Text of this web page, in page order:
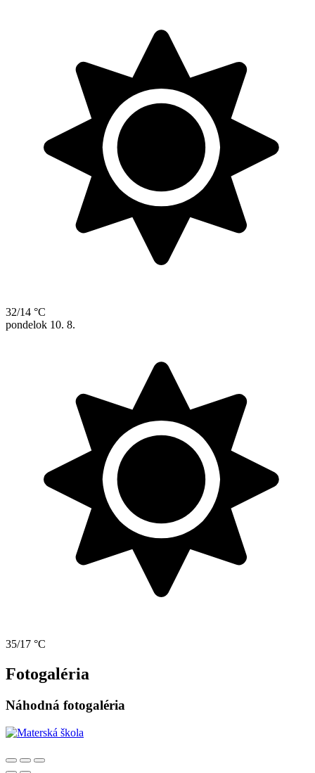
32/14 °C
pondelok 10. 8.
35/17 °C
Fotogaléria
Náhodná fotogaléria